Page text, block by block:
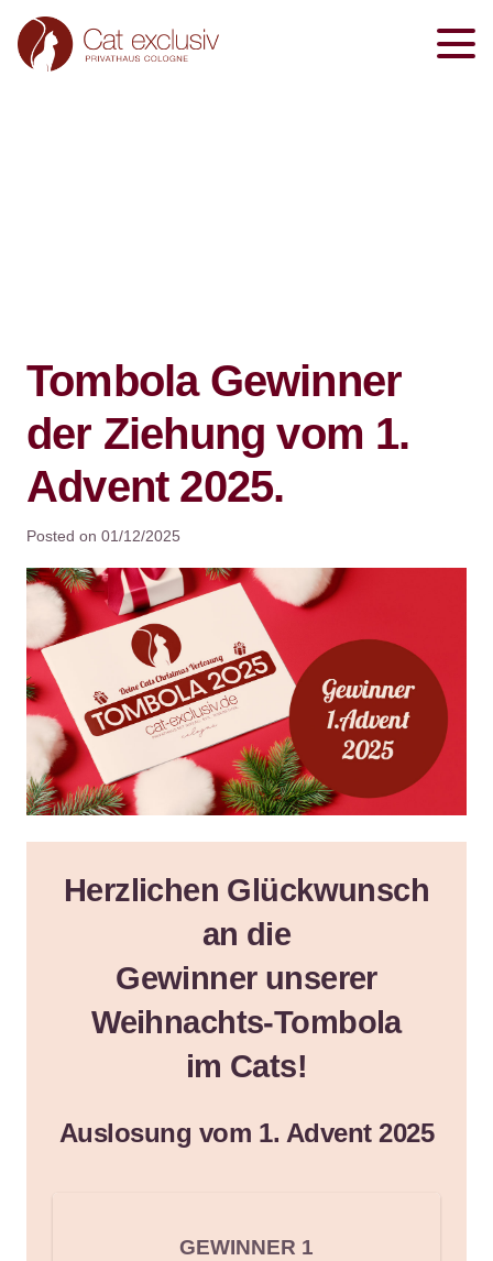
Tombola Gewinner
der Ziehung vom 1.
Advent 2025.
Posted on 01/12/2025
Herzlichen Glückwunsch
an die
Gewinner unserer
Weihnachts-Tombola
im Cats!
Auslosung vom 1. Advent 2025
GEWINNER 1